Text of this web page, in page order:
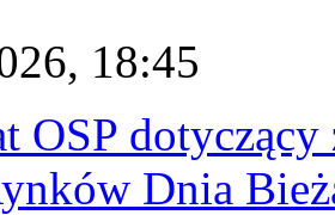
18:45
OSP dotyczący
Dnia